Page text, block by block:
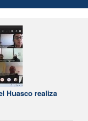
Huasco realiza